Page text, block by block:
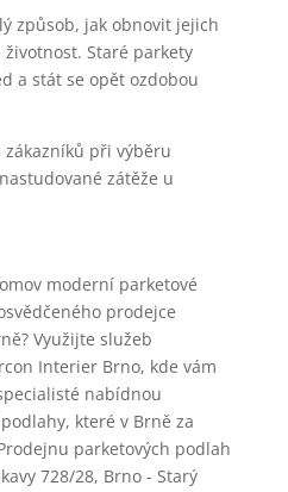
způsob, jak obnovit jejich
Staré parkety
a stát se opět ozdobou
zákazníků při výběru
zátěže u
moderní parketové
prodejce
Využijte služeb
Interier Brno, kde vám
nabídnou
které v Brně za
parketových podlah
728/28, Brno - Starý